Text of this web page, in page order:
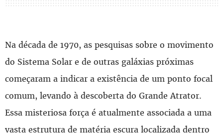
Na década de 1970, as pesquisas sobre o movimento
do Sistema Solar e de outras galáxias próximas
começaram a indicar a existência de um ponto focal
comum, levando à descoberta do Grande Atrator.
Essa misteriosa força é atualmente associada a uma
vasta estrutura de matéria escura localizada dentro